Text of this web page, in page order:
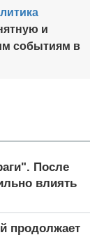
После
влиять
продолжает
и
событиям в